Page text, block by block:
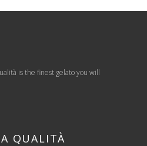
is the finest gelato you will
QUALITÀ